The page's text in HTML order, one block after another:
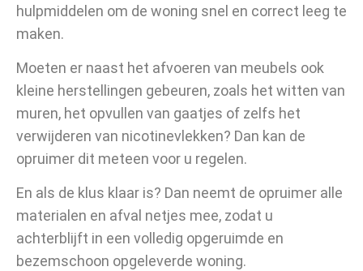
hulpmiddelen om de woning snel en correct leeg te
maken.
Moeten er naast het afvoeren van meubels ook
kleine herstellingen gebeuren, zoals het witten van
muren, het opvullen van gaatjes of zelfs het
verwijderen van nicotinevlekken? Dan kan de
opruimer dit meteen voor u regelen.
En als de klus klaar is? Dan neemt de opruimer alle
materialen en afval netjes mee, zodat u
achterblijft in een volledig opgeruimde en
bezemschoon opgeleverde woning.